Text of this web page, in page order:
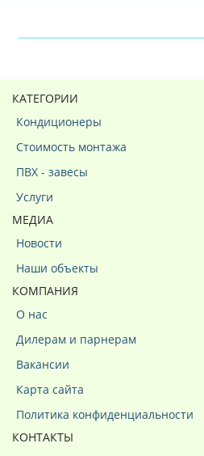
КАТЕГОРИИ
Кондиционеры
Стоимость монтажа
ПВХ - завесы
Услуги
МЕДИА
Новости
Наши объекты
КОМПАНИЯ
О нас
Дилерам и парнерам
Вакансии
Карта сайта
Политика конфиденциальности
КОНТАКТЫ